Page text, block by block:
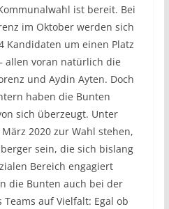
ist bereit. Bei
im Oktober werden sich
Kandidaten um einen Platz
allen voran natürlich die
und Aydin Ayten. Doch
haben die Bunten
sich überzeugt. Unter
2020 zur Wahl stehen,
sein, die sich bislang
Bereich engagiert
die Bunten auch bei der
auf Vielfalt: Egal ob